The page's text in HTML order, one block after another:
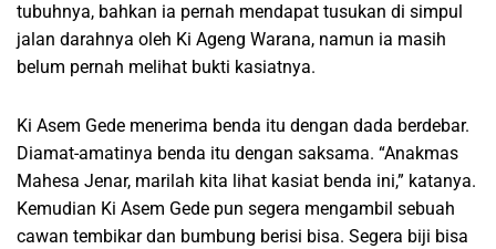
tubuhnya, bahkan ia pernah mendapat tusukan di simpul
jalan darahnya oleh Ki Ageng Warana, namun ia masih
belum pernah melihat bukti kasiatnya.
Ki Asem Gede menerima benda itu dengan dada berdebar.
Diamat-amatinya benda itu dengan saksama. “Anakmas
Mahesa Jenar, marilah kita lihat kasiat benda ini,” katanya.
Kemudian Ki Asem Gede pun segera mengambil sebuah
cawan tembikar dan bumbung berisi bisa. Segera biji bisa